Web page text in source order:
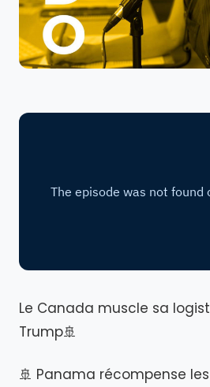
Le Canada muscle sa
Trump🚢
🚢 Panama récompense